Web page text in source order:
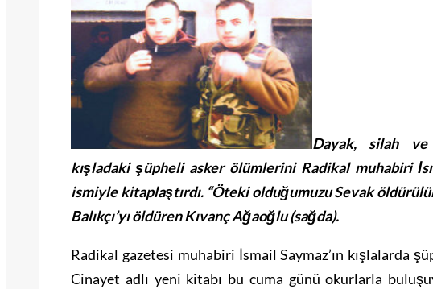
Dayak, silah
kışladaki şüpheli asker ölümlerini Radikal muhabiri
ismiyle kitaplaştırdı. “Öteki olduğumuzu Sevak
Balıkçı’yı öldüren Kıvanç Ağaoğlu (sağda).
Radikal gazetesi muhabiri İsmail Saymaz’ın kışlalarda
Cinayet adlı yeni kitabı bu cuma günü okurlarla